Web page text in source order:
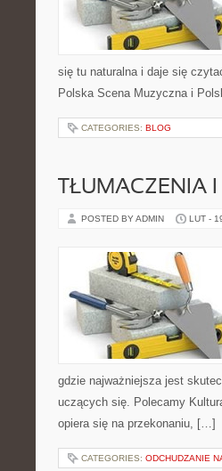
się tu naturalna i daje się
Polska Scena Muzyczna i
CATEGORIES: BLOG
TŁUMACZENIA
POSTED BY ADMIN LUT -
gdzie najważniejsza jest
uczących się. Polecamy
opiera się na przekonaniu, […]
CATEGORIES: ODCHUDZANIE